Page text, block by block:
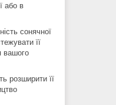
або в
сонячної
її
вашого
розширити її